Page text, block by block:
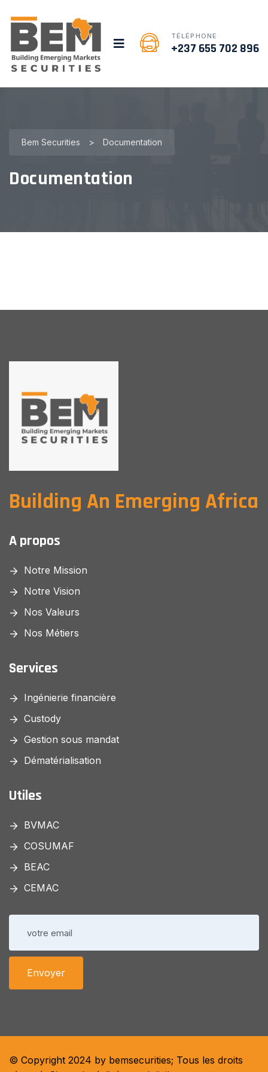
TÉLÉPHONE
+237 655 702 896
Bem Securities > Documentation
Documentation
Building An Emerging Africa
A propos
Notre Mission
Notre Vision
Nos Valeurs
Nos Métiers
Services
Ingénierie financière
Custody
Gestion sous mandat
Dématérialisation
Utiles
BVMAC
COSUMAF
BEAC
CEMAC
© Copyright 2024 by bemsecurities; Tous les droits